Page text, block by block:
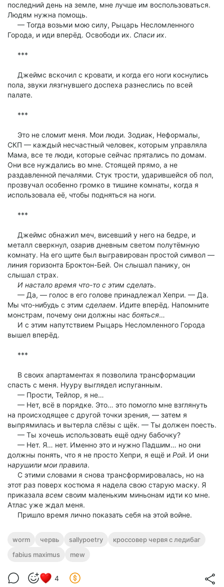
последний день на земле, мне лучше им воспользоваться.
Людям нужна помощь.
— Тогда возьми мою силу, Рыцарь Несломленного
Города, и иди вперёд. Освободи их. Спаси их.
***
Джеймс вскочил с кровати, и когда его ноги коснулись
пола, звуки лязгнувшего доспеха разнеслись по всей
палате.
***
Это не сломит меня. Мои люди. Зодиак, Неформалы,
СКП — каждый несчастный человек, которым управляла
Мама, все те люди, которые сейчас прятались по домам.
Они все нуждались во мне. Стоящей прямо, а не
раздавленной печалями. Стук трости, ударившейся об пол,
прозвучал особенно громко в тишине комнаты, когда я
использовала её, чтобы подняться на ноги.
***
Джеймс обнажил меч, висевший у него на бедре, и
металл сверкнул, озарив дневным светом полутёмную
комнату. На его щите был выгравирован простой символ —
линия горизонта Броктон-Бей. Он слышал панику, он
слышал страх.
И настало время что-то с этим сделать.
— Да, — голос в его голове принадлежал Хепри. — Да.
Мы что-нибудь с этим сделаем. Идите вперёд. Напомните
монстрам, почему они должны нас бояться…
И с этим напутствием Рыцарь Несломленного Города
вышел вперёд.
***
В своих апартаментах я позволила трансформации
спасть с меня. Нууру выглядел испуганным.
— Прости, Тейлор, я не…
— Нет, всё в порядке. Это… это помогло мне взглянуть
на происходящее с другой точки зрения, — затем я
выпрямилась и вытерла слёзы с щёк. — Ты должен поесть.
— Ты хочешь использовать ещё одну бабочку?
— Нет. Я… нет. Именно это и нужно Падшим… но они
должны понять, что я не просто Хепри, я ещё и Рой. И они
нарушили мои правила.
С этими словами я снова трансформировалась, но на
этот раз поверх костюма я надела свою старую маску. Я
приказала всем своим маленьким миньонам идти ко мне.
Атлас уже ждал меня.
Пришло время лично показать себя на этой войне.
worm червь sallypoetry
кроссовер червя с ледибаг
fabius maximus
mew
4